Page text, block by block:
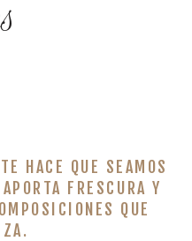
HACE QUE SEAMOS
FRESCURA Y
QUE